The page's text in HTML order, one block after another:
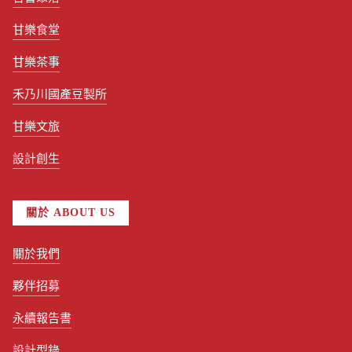
甘樂食堂
甘樂茶事
禾乃川國產豆製所
甘樂文旅
設計創生
關於 ABOUT US
關於我們
夥伴招募
永續報告書